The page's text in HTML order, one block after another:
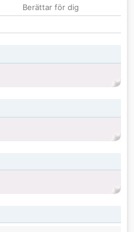
Berättar för dig